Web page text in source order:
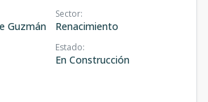
Guzmán
Sector:
Renacimiento
Estado:
En Construcción